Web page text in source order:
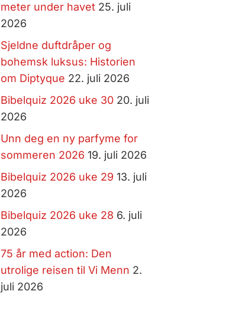
meter under havet 25. juli
2026
Sjeldne duftdråper og
bohemsk luksus: Historien
om Diptyque 22. juli 2026
Bibelquiz 2026 uke 30 20. juli
2026
Unn deg en ny parfyme for
sommeren 2026 19. juli 2026
Bibelquiz 2026 uke 29 13. juli
2026
Bibelquiz 2026 uke 28 6. juli
2026
75 år med action: Den
utrolige reisen til Vi Menn 2.
juli 2026